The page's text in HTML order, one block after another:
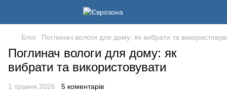
Блог Поглинач вологи для дому: як вибрати та
Поглинач вологи для дому: як
вибрати та використовувати
1 травня 2026 5 коментарів